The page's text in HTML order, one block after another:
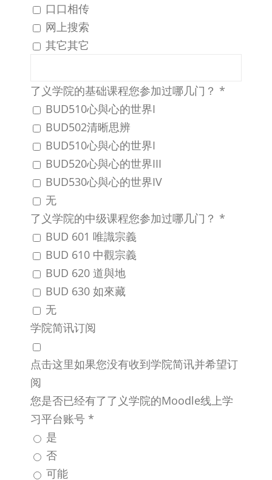
口口相传
网上搜索
其它其它
了义学院的基础课程您参加过哪几门？ *
BUD510心與心的世界I
BUD502清晰思辨
BUD510心與心的世界I
BUD520心與心的世界III
BUD530心與心的世界IV
无
了义学院的中级课程您参加过哪几门？ *
BUD 601 唯識宗義
BUD 610 中觀宗義
BUD 620 道與地
BUD 630 如來藏
无
学院简讯订阅
点击这里如果您没有收到学院简讯并希望订
阅
您是否已经有了了义学院的Moodle线上学
习平台账号 *
是
否
可能